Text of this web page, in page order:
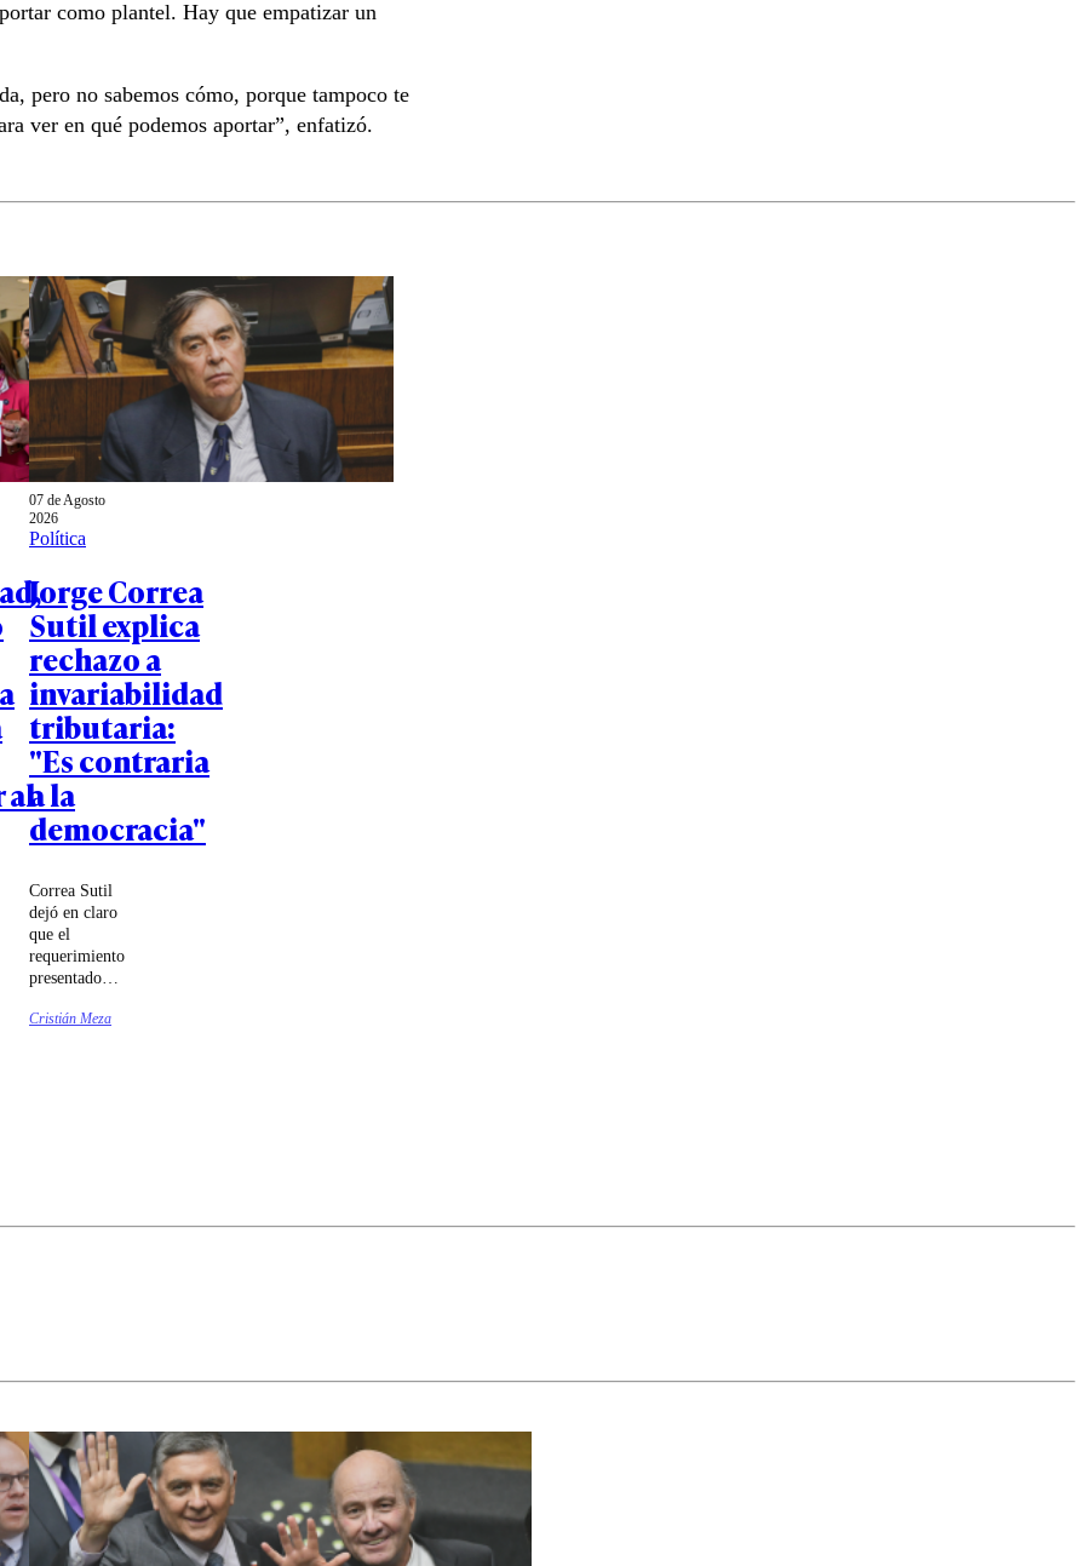
como plantel. Hay que empatizar un
pero no sabemos cómo, porque tampoco te
ver en qué podemos aportar”, enfatizó.
al
07 de Agosto
2026
Política
Jorge Correa
Sutil explica
rechazo a
invariabilidad
tributaria:
"Es contraria
a la
democracia"
Correa Sutil
dejó en claro
que el
requerimiento
presentado
Tribunal
Cristián Meza